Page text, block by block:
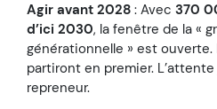
Agir avant 2028 : Avec 370
d’ici 2030, la fenêtre de la «
générationnelle » est
partiront en premier.
repreneur.